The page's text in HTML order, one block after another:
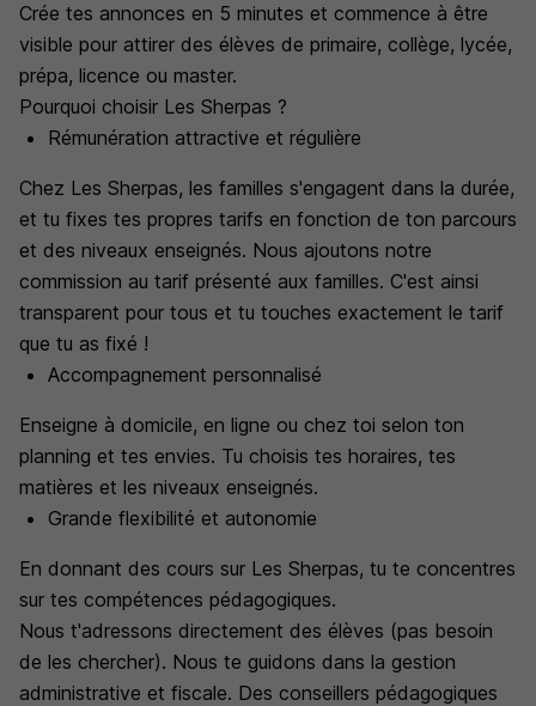
Crée tes annonces en 5 minutes et commence à être
visible pour attirer des élèves de primaire, collège, lycée,
prépa, licence ou master.
Pourquoi choisir Les Sherpas ?
Rémunération attractive et régulière
Chez Les Sherpas, les familles s'engagent dans la durée,
et tu fixes tes propres tarifs en fonction de ton parcours
et des niveaux enseignés. Nous ajoutons notre
commission au tarif présenté aux familles. C'est ainsi
transparent pour tous et tu touches exactement le tarif
que tu as fixé !
Accompagnement personnalisé
Enseigne à domicile, en ligne ou chez toi selon ton
planning et tes envies. Tu choisis tes horaires, tes
matières et les niveaux enseignés.
Grande flexibilité et autonomie
En donnant des cours sur Les Sherpas, tu te concentres
sur tes compétences pédagogiques.
Nous t'adressons directement des élèves (pas besoin
de les chercher). Nous te guidons dans la gestion
administrative et fiscale. Des conseillers pédagogiques